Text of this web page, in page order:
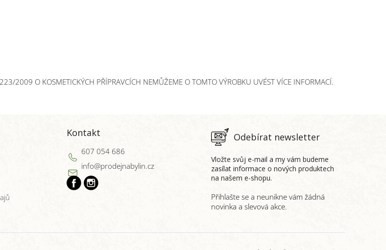
2009 O KOSMETICKÝCH PŘÍPRAVCÍCH NEMŮŽEME O TOMTO VÝROBKU UVÉST VÍCE INFORMACÍ.
Kontakt
info@prodejnabylin.cz
607 054 686
Odebírat newsletter
Vložte svůj e-mail a my vám budeme
zasílat informace o nových produktech
na našem e-shopu.